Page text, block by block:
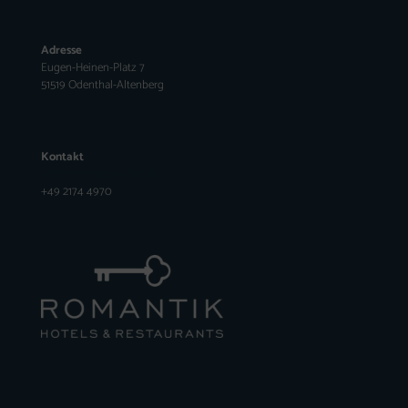
Adresse
Eugen-Heinen-Platz 7
51519 Odenthal-Altenberg
Kontakt
+49 2174 4970